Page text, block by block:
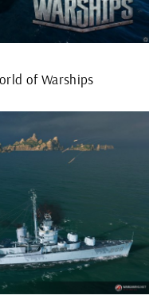
of Warships